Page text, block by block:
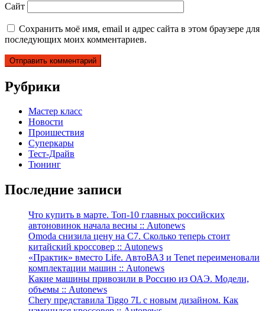
Сайт
Сохранить моё имя, email и адрес сайта в этом браузере для
последующих моих комментариев.
Рубрики
Мастер класс
Новости
Проишествия
Суперкары
Тест-Драйв
Тюнинг
Последние записи
Что купить в марте. Топ-10 главных российских
автоновинок начала весны :: Autonews
Omoda снизила цену на C7. Сколько теперь стоит
китайский кроссовер :: Autonews
«Практик» вместо Life. АвтоВАЗ и Tenet переименовали
комплектации машин :: Autonews
Какие машины привозили в Россию из ОАЭ. Модели,
объемы :: Autonews
Chery представила Tiggo 7L с новым дизайном. Как